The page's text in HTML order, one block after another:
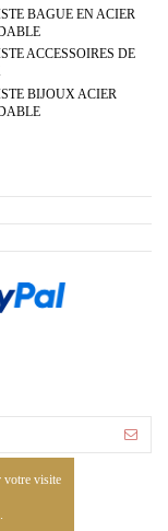
BAGUE EN ACIER
ACCESSOIRES DE
BIJOUX ACIER
votre visite